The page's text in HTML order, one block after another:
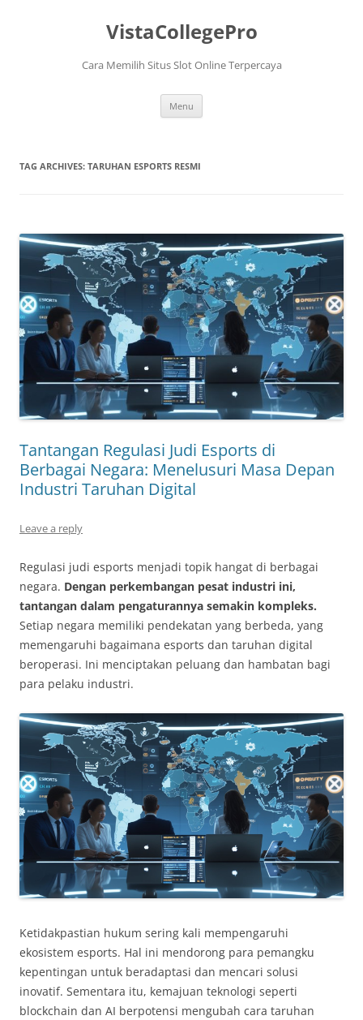
VistaCollegePro
Cara Memilih Situs Slot Online Terpercaya
Menu
TAG ARCHIVES: TARUHAN ESPORTS RESMI
Tantangan Regulasi Judi Esports di
Berbagai Negara: Menelusuri Masa Depan
Industri Taruhan Digital
Leave a reply
Regulasi judi esports menjadi topik hangat di berbagai
negara. Dengan perkembangan pesat industri ini,
tantangan dalam pengaturannya semakin kompleks.
Setiap negara memiliki pendekatan yang berbeda, yang
memengaruhi bagaimana esports dan taruhan digital
beroperasi. Ini menciptakan peluang dan hambatan bagi
para pelaku industri.
Ketidakpastian hukum sering kali mempengaruhi
ekosistem esports. Hal ini mendorong para pemangku
kepentingan untuk beradaptasi dan mencari solusi
inovatif. Sementara itu, kemajuan teknologi seperti
blockchain dan AI berpotensi mengubah cara taruhan